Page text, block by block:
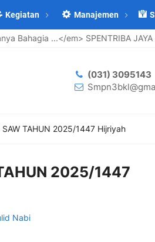
Kegiatan Manajemen
JAYA Selamat Datang
(031) 3095143
TAHUN 2025/1447 Hijriyah
2025/1447
Nabi